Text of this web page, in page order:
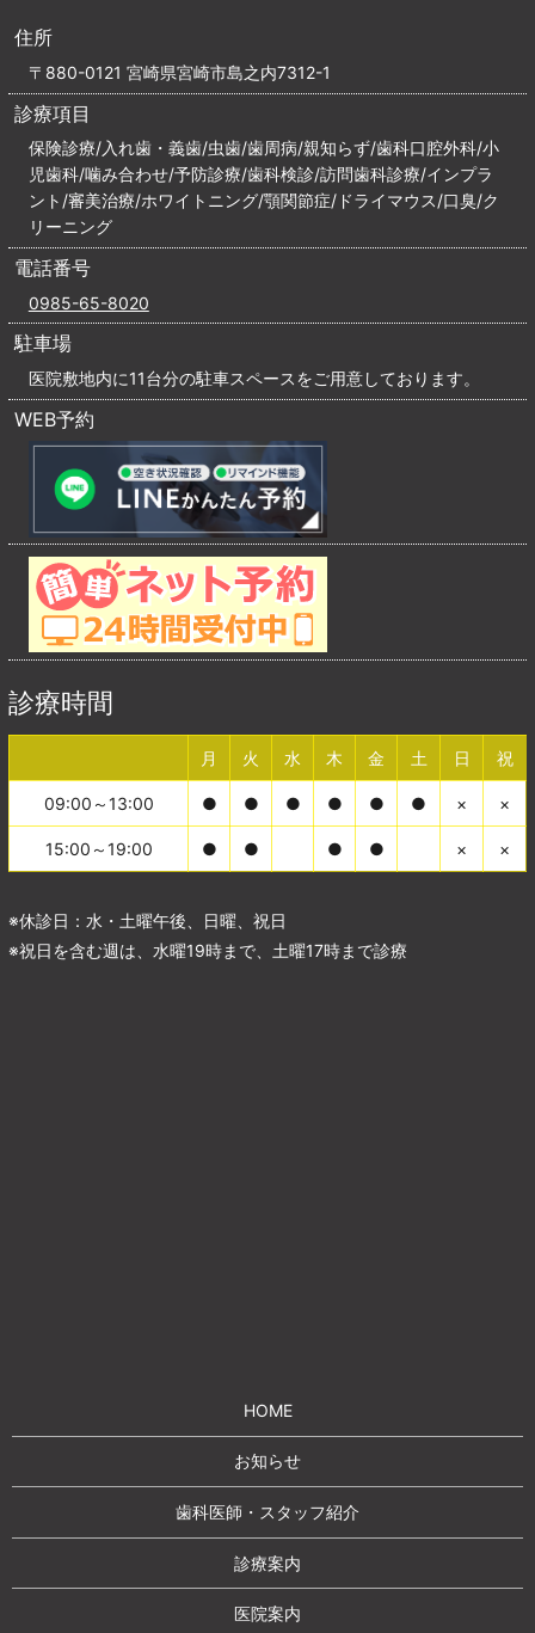
住所
〒880-0121 宮崎県宮崎市島之内7312-1
診療項目
保険診療/入れ歯・義歯/虫歯/歯周病/親知らず/歯科口腔外科/小
児歯科/噛み合わせ/予防診療/歯科検診/訪問歯科診療/インプラ
ント/審美治療/ホワイトニング/顎関節症/ドライマウス/口臭/ク
リーニング
電話番号
0985-65-8020
駐車場
医院敷地内に11台分の駐車スペースをご用意しております。
WEB予約
診療時間
月 火 水 木 金 土 日 祝
09:00～13:00 ● ● ● ● ● ● × ×
15:00～19:00 ● ● ● ● × ×
※休診日：水・土曜午後、日曜、祝日
※祝日を含む週は、水曜19時まで、土曜17時まで診療
HOME
お知らせ
歯科医師・スタッフ紹介
診療案内
医院案内